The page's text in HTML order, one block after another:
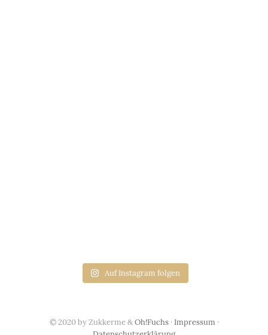
Auf Instagram folgen
© 2020 by Zukkerme &Oh!Fuchs· Impressum ·